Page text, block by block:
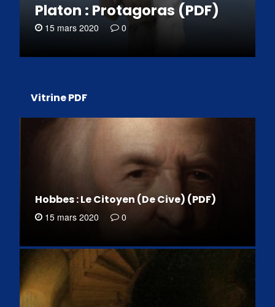
Platon : Protagoras (PDF)
15 mars 2020 0
Vitrine PDF
Hobbes : Le Citoyen (De Cive) (PDF)
15 mars 2020 0